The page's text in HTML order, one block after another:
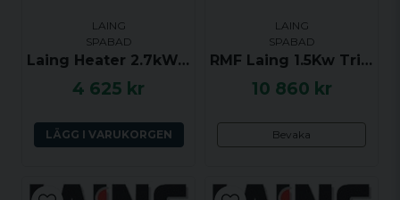
LAING
SPABAD
Laing Heater 2.7kW, 6500-062, anv i Sundance
4 625 kr
LÄGG I VARUKORGEN
LAING
SPABAD
RMF Laing 1.5Kw Triple Bend Heater - Värmare med tryckvakt - 76229
10 860 kr
Bevaka
på processen för att återansluta VVS.
Ja, ni får publicera min fråga